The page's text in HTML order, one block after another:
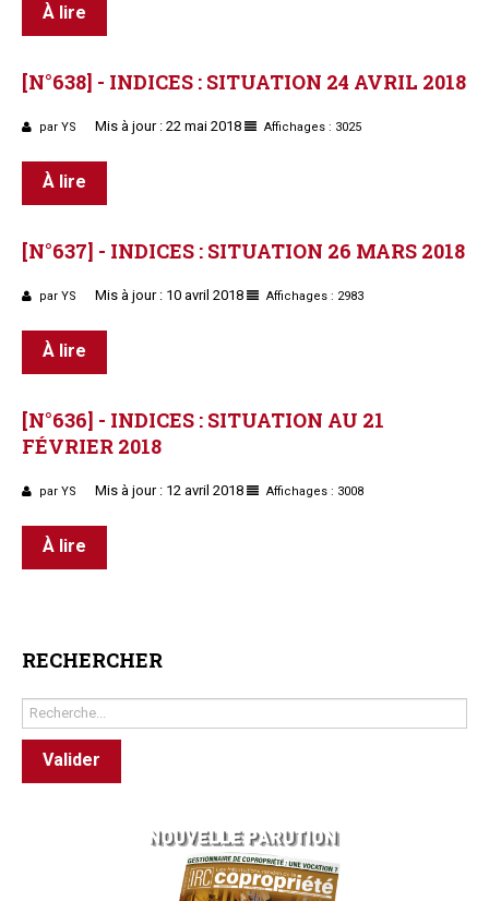
À lire
[N°638] - INDICES : SITUATION 24 AVRIL 2018
par YS Mis à jour : 22 mai 2018 Affichages : 3025
À lire
[N°637] - INDICES : SITUATION 26 MARS 2018
par YS Mis à jour : 10 avril 2018 Affichages : 2983
À lire
[N°636] - INDICES : SITUATION AU 21
FÉVRIER 2018
par YS Mis à jour : 12 avril 2018 Affichages : 3008
À lire
RECHERCHER
Rechercher
Valider